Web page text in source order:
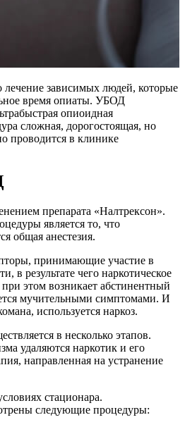
зависимых людей, которые
время опиаты. УБОД
опиоидная
сложная, дорогостоящая, но
проводится в клинике
препарата «Налтрексон».
является то, что
общая анестезия.
принимающие участие в
в результате чего наркотическое
этом возникает абстинентный
мучительными симптомами. И
используется наркоз.
в несколько этапов.
удаляются наркотик и его
направленная на устранение
стационара.
следующие процедуры: